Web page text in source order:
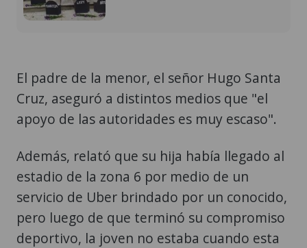
El padre de la menor, el señor Hugo Santa
Cruz, aseguró a distintos medios que "el
apoyo de las autoridades es muy escaso".
Además, relató que su hija había llegado al
estadio de la zona 6 por medio de un
servicio de Uber brindado por un conocido,
pero luego de que terminó su compromiso
deportivo, la joven no estaba cuando esta